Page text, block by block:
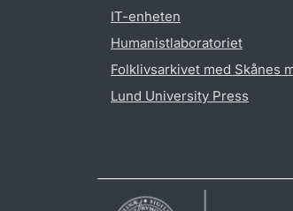
IT-enheten
Humanistlaboratoriet
Folklivsarkivet med Skånes
Lund University Press